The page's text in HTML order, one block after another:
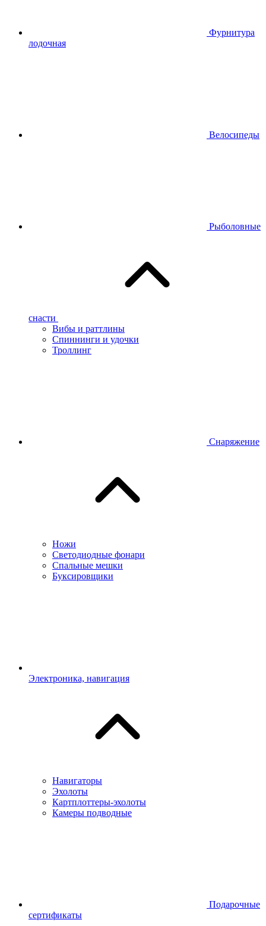
Фурнитура
лодочная
Велосипеды
Рыболовные
снасти
Вибы и раттлины
Спиннинги и удочки
Троллинг
Снаряжение
Ножи
Светодиодные фонари
Спальные мешки
Буксировщики
Электроника, навигация
Навигаторы
Эхолоты
Картплоттеры-эхолоты
Камеры подводные
Подарочные
сертификаты